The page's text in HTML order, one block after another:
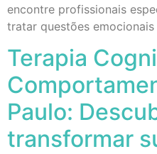
encontre profissionais
tratar questões
Terapia
Paulo:
transformar